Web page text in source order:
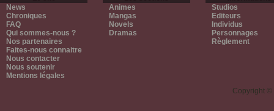
News
Chroniques
FAQ
Qui sommes-nous ?
Nos partenaires
Faites-nous connaitre
Nous contacter
Nous soutenir
Mentions légales
Animes
Mangas
Novels
Dramas
Studios
Editeurs
Individus
Personnages
Règlement
Copyright ©